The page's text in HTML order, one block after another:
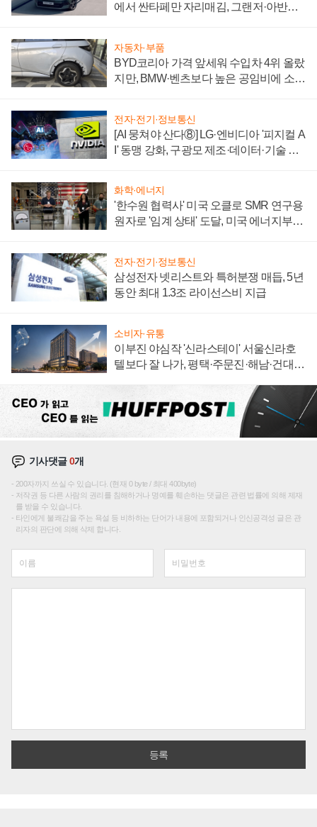
에서 싼타페만 자리매김, 그랜저·아반떼
자동차·부품
BYD코리아 가격 앞세워 수입차 4위 올랐
지만, BMW·벤츠보다 높은 공임비에 소비
전자·전기·정보통신
[AI 뭉쳐야 산다⑧] LG·엔비디아 '피지컬 A
I' 동맹 강화, 구광모 제조·데이터·기술 결
화학·에너지
'한수원 협력사' 미국 오클로 SMR 연구용
원자로 '임계 상태' 도달, 미국 에너지부
전자·전기·정보통신
삼성전자 넷리스트와 특허분쟁 매듭, 5년
동안 최대 1.3조 라이선스비 지급
소비자·유통
이부진 야심작 '신라스테이' 서울신라호
텔보다 잘 나가, 평택·주문진·해남·건대로
기사댓글0개
200자까지 쓰실 수 있습니다. (현재 0 byte / 최대 400byte)
저작권 등 다른 사람의 권리를 침해하거나 명예를 훼손하는 댓글은 관련 법률에 의해 제재
를 받을 수 있습니다.
타인에게 불쾌감을 주는 욕설 등 비하하는 단어가 내용에 포함되거나 인신공격성 글은 관
리자의 판단에 의해 삭제 합니다.